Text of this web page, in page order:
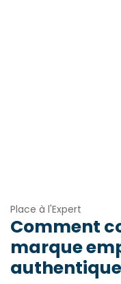
Place à l'Expert
Comment
marque